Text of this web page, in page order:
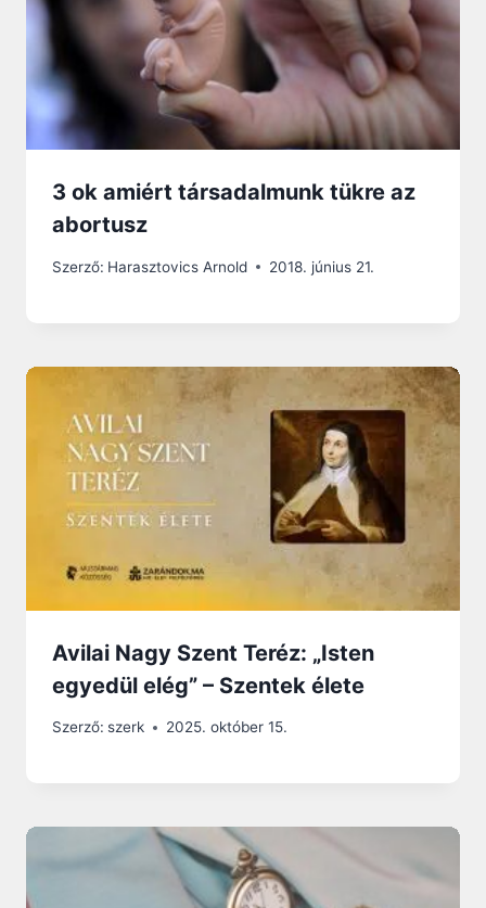
3 ok amiért társadalmunk tükre az
abortusz
Szerző: Harasztovics Arnold 2018. június 21.
Avilai Nagy Szent Teréz: „Isten
egyedül elég” – Szentek élete
Szerző: szerk 2025. október 15.